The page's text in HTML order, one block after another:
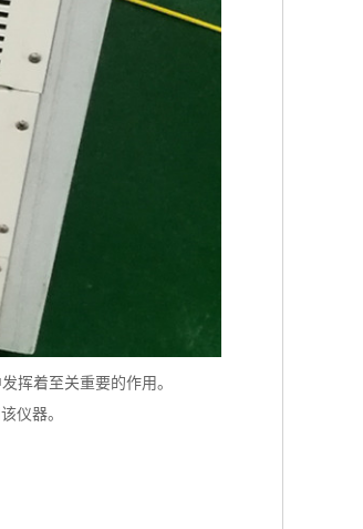
挥着至关重要的作用。
仪器。